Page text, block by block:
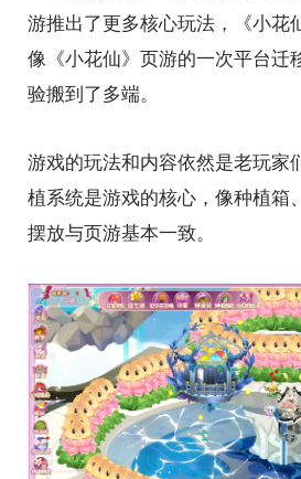
游推出了更多核心玩法，《小花
像《小花仙》页游的一次平台迁
验搬到了多端。
游戏的玩法和内容依然是老玩家
植系统是游戏的核心，像种植箱
摆放与页游基本一致。